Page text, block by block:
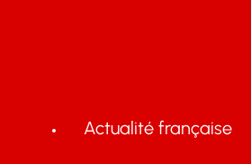
Actualité française